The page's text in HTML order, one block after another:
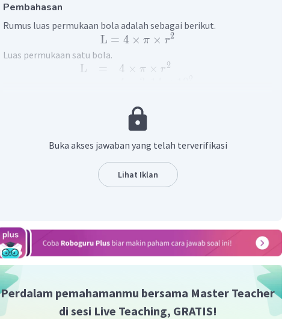
Pembahasan
Rumus luas permukaan bola adalah sebagai berikut.
L = 4 × π × r2
Luas permukaan satu bola.
L
=
4 × π × r2
Sehingga, luas seluruh permukaan 5 bola yang dicat.
Oleh karena itu, jawaban yang tepat adalah D.
Buka akses jawaban yang telah terverifikasi
Lihat Iklan
Perdalam pemahamanmu bersama Master Teacher
di sesi Live Teaching, GRATIS!